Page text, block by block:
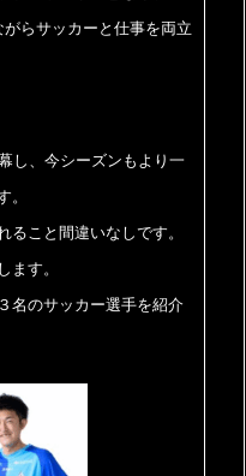
らサッカーと仕事を両立
し、今シーズンもより一
。
ること間違いなしです。
ます。
名のサッカー選手を紹介